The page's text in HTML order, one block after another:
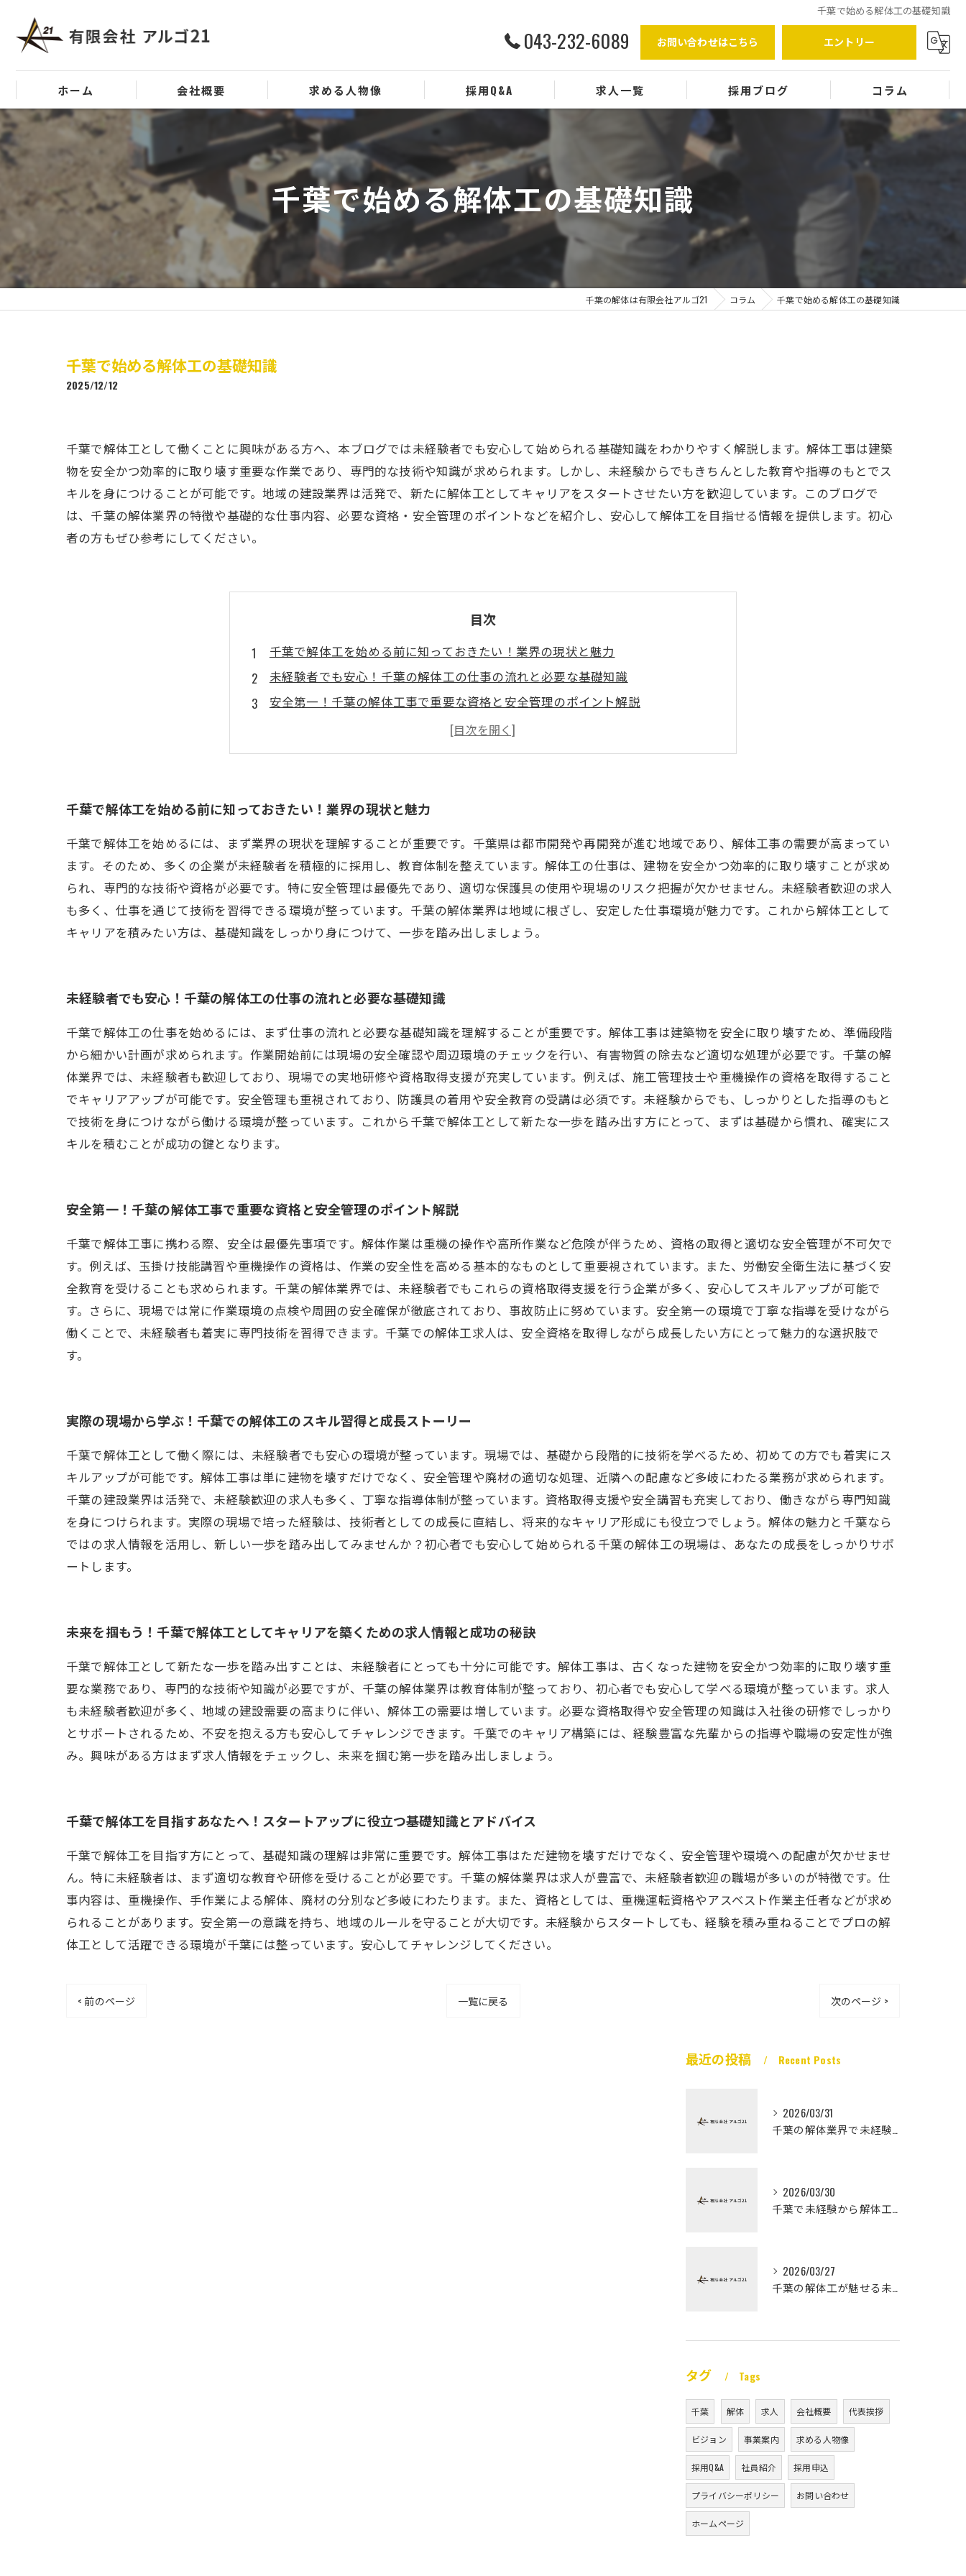
千葉で始める解体工の基礎知識
043-232-6089 お問い合わせはこちら エントリー
ホーム 会社概要
ビジョン
事業案内
求める人物像 採用Q&A 求人一覧 採用ブログ コラム
千葉で始める解体工の基礎知識
千葉の解体は有限会社アルゴ21 コラム 千葉で始める解体工の基礎知識
千葉で始める解体工の基礎知識
2025/12/12
千葉で解体工として働くことに興味がある方へ、本ブログでは未経験者でも安心して始められる基礎知識をわかりやすく解説します。解体工事は建築
物を安全かつ効率的に取り壊す重要な作業であり、専門的な技術や知識が求められます。しかし、未経験からでもきちんとした教育や指導のもとでス
キルを身につけることが可能です。地域の建設業界は活発で、新たに解体工としてキャリアをスタートさせたい方を歓迎しています。このブログで
は、千葉の解体業界の特徴や基礎的な仕事内容、必要な資格・安全管理のポイントなどを紹介し、安心して解体工を目指せる情報を提供します。初心
者の方もぜひ参考にしてください。
目次
千葉で解体工を始める前に知っておきたい！業界の現状と魅力
未経験者でも安心！千葉の解体工の仕事の流れと必要な基礎知識
安全第一！千葉の解体工事で重要な資格と安全管理のポイント解説
実際の現場から学ぶ！千葉での解体工のスキル習得と成長ストーリー
未来を掴もう！千葉で解体工としてキャリアを築くための求人情報と成功の秘訣
千葉で解体工を始める前に知っておきたい！業界の現状と魅力
千葉で解体工を始めるには、まず業界の現状を理解することが重要です。千葉県は都市開発や再開発が進む地域であり、解体工事の需要が高まってい
ます。そのため、多くの企業が未経験者を積極的に採用し、教育体制を整えています。解体工の仕事は、建物を安全かつ効率的に取り壊すことが求め
られ、専門的な技術や資格が必要です。特に安全管理は最優先であり、適切な保護具の使用や現場のリスク把握が欠かせません。未経験者歓迎の求人
も多く、仕事を通じて技術を習得できる環境が整っています。千葉の解体業界は地域に根ざし、安定した仕事環境が魅力です。これから解体工として
キャリアを積みたい方は、基礎知識をしっかり身につけて、一歩を踏み出しましょう。
未経験者でも安心！千葉の解体工の仕事の流れと必要な基礎知識
千葉で解体工の仕事を始めるには、まず仕事の流れと必要な基礎知識を理解することが重要です。解体工事は建築物を安全に取り壊すため、準備段階
から細かい計画が求められます。作業開始前には現場の安全確認や周辺環境のチェックを行い、有害物質の除去など適切な処理が必要です。千葉の解
体業界では、未経験者も歓迎しており、現場での実地研修や資格取得支援が充実しています。例えば、施工管理技士や重機操作の資格を取得すること
でキャリアアップが可能です。安全管理も重視されており、防護具の着用や安全教育の受講は必須です。未経験からでも、しっかりとした指導のもと
で技術を身につけながら働ける環境が整っています。これから千葉で解体工として新たな一歩を踏み出す方にとって、まずは基礎から慣れ、確実にス
キルを積むことが成功の鍵となります。
安全第一！千葉の解体工事で重要な資格と安全管理のポイント解説
千葉で解体工事に携わる際、安全は最優先事項です。解体作業は重機の操作や高所作業など危険が伴うため、資格の取得と適切な安全管理が不可欠で
す。例えば、玉掛け技能講習や重機操作の資格は、作業の安全性を高める基本的なものとして重要視されています。また、労働安全衛生法に基づく安
全教育を受けることも求められます。千葉の解体業界では、未経験者でもこれらの資格取得支援を行う企業が多く、安心してスキルアップが可能で
す。さらに、現場では常に作業環境の点検や周囲の安全確保が徹底されており、事故防止に努めています。安全第一の環境で丁寧な指導を受けながら
働くことで、未経験者も着実に専門技術を習得できます。千葉での解体工求人は、安全資格を取得しながら成長したい方にとって魅力的な選択肢で
す。
実際の現場から学ぶ！千葉での解体工のスキル習得と成長ストーリー
千葉で解体工として働く際には、未経験者でも安心の環境が整っています。現場では、基礎から段階的に技術を学べるため、初めての方でも着実にス
キルアップが可能です。解体工事は単に建物を壊すだけでなく、安全管理や廃材の適切な処理、近隣への配慮など多岐にわたる業務が求められます。
千葉の建設業界は活発で、未経験歓迎の求人も多く、丁寧な指導体制が整っています。資格取得支援や安全講習も充実しており、働きながら専門知識
を身につけられます。実際の現場で培った経験は、技術者としての成長に直結し、将来的なキャリア形成にも役立つでしょう。解体の魅力と千葉なら
ではの求人情報を活用し、新しい一歩を踏み出してみませんか？初心者でも安心して始められる千葉の解体工の現場は、あなたの成長をしっかりサポ
ートします。
未来を掴もう！千葉で解体工としてキャリアを築くための求人情報と成功の秘訣
千葉で解体工として新たな一歩を踏み出すことは、未経験者にとっても十分に可能です。解体工事は、古くなった建物を安全かつ効率的に取り壊す重
要な業務であり、専門的な技術や知識が必要ですが、千葉の解体業界は教育体制が整っており、初心者でも安心して学べる環境が整っています。求人
も未経験者歓迎が多く、地域の建設需要の高まりに伴い、解体工の需要は増しています。必要な資格取得や安全管理の知識は入社後の研修でしっかり
とサポートされるため、不安を抱える方も安心してチャレンジできます。千葉でのキャリア構築には、経験豊富な先輩からの指導や職場の安定性が強
み。興味がある方はまず求人情報をチェックし、未来を掴む第一歩を踏み出しましょう。
千葉で解体工を目指すあなたへ！スタートアップに役立つ基礎知識とアドバイス
千葉で解体工を目指す方にとって、基礎知識の理解は非常に重要です。解体工事はただ建物を壊すだけでなく、安全管理や環境への配慮が欠かせませ
ん。特に未経験者は、まず適切な教育や研修を受けることが必要です。千葉の解体業界は求人が豊富で、未経験者歓迎の職場が多いのが特徴です。仕
事内容は、重機操作、手作業による解体、廃材の分別など多岐にわたります。また、資格としては、重機運転資格やアスベスト作業主任者などが求め
られることがあります。安全第一の意識を持ち、地域のルールを守ることが大切です。未経験からスタートしても、経験を積み重ねることでプロの解
体工として活躍できる環境が千葉には整っています。安心してチャレンジしてください。
< 前のページ 一覧に戻る 次のページ >
最近の投稿 Recent Posts
2026/03/31
千葉の解体業界で未経験から高収入を実現
2026/03/30
千葉で未経験から解体工になる道
2026/03/27
千葉の解体工が魅せる未経験高収入
タグ Tags
千葉 解体 求人 会社概要 代表挨拶
ビジョン 事業案内 求める人物像
採用Q&A 社員紹介 採用申込
プライバシーポリシー お問い合わせ
ホームページ